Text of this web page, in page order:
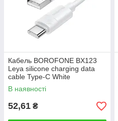
Кабель BOROFONE BX123
Leya silicone charging data
cable Type-C White
В наявності
52,61 ₴